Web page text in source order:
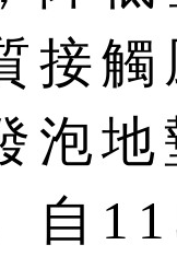
接
泡
自